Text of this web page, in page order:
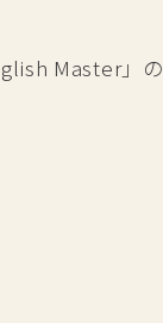
Master」の